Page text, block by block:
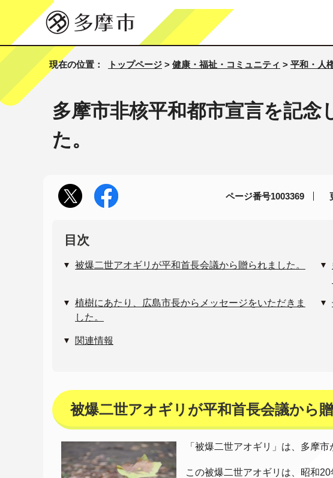
現在の位置： トップページ > 健康・福祉・コミュニティ > 平和・人
多摩市非核平和都市宣言を記
た。
ページ番号1003369
目次
被爆二世アオギリが平和首長会議から贈られました。
植樹にあたり、広島市長からメッセージをいただきま
した。
関連情報
被爆二世アオギリが平和首長会議から
「被爆二世アオギリ」は、多摩
この被爆二世アオギリは、昭和